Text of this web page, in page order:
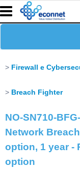
Firewall e
Breach Fighter
NO-SN710-
Network
option, 1 year -
option